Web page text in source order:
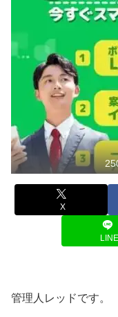
X
LINE
管理人レッドです。